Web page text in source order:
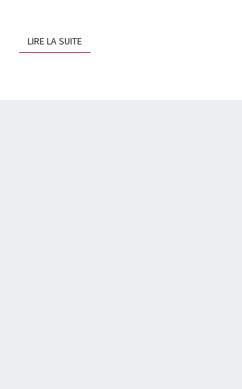
LIRE LA SUITELIRE LA SUITE